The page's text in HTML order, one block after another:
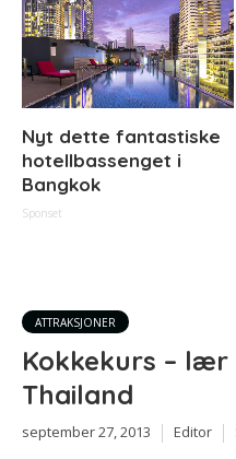
Nyt dette fantastiske
hotellbassenget i
Bangkok
Sponset
ATTRAKSJONER
Kokkekurs –
Thailand
september 27, 2013 Editor